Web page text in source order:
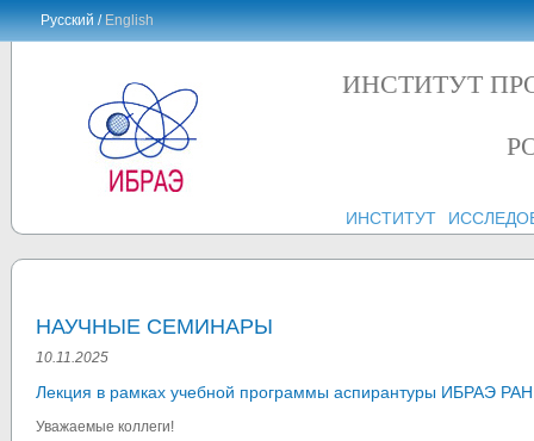
Русский /English
ИНСТИТУТ
ИНСТИТУТ
НАУЧНЫЕ СЕМИНАРЫ
10.11.2025
Лекция в рамках учебной программы аспирантуры ИБРАЭ РАН
Уважаемые коллеги!